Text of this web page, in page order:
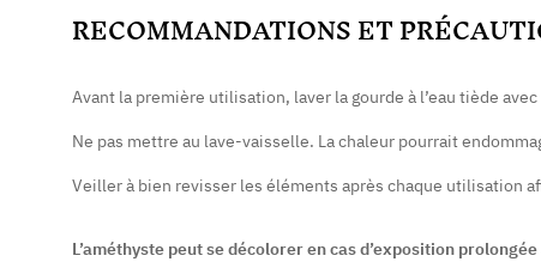
RECOMMANDATIONS ET
Avant la première utilisation, laver la gourde à l’eau tiède
Ne pas mettre au lave-vaisselle. La chaleur pourrait
Veiller à bien revisser les éléments après chaque utilisation
L’améthyste peut se décolorer en cas d’exposition